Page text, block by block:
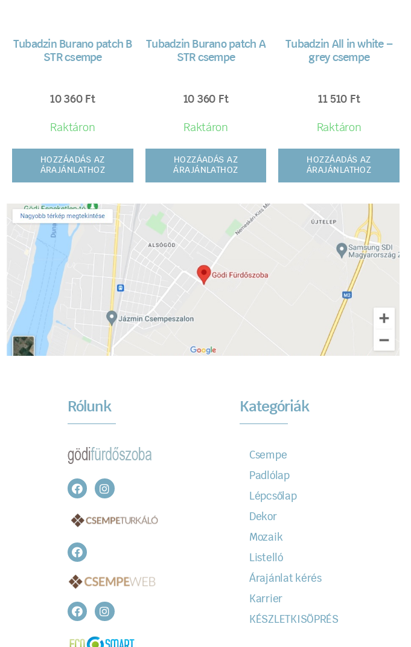
Tubadzin Burano patch B
STR csempe
10 360 Ft
Raktáron
HOZZÁADÁS AZ
ÁRAJÁNLATHOZ
Tubadzin Burano patch A
STR csempe
10 360 Ft
Raktáron
HOZZÁADÁS AZ
ÁRAJÁNLATHOZ
Tubadzin All in white –
grey csempe
11 510 Ft
Raktáron
HOZZÁADÁS AZ
ÁRAJÁNLATHOZ
Rólunk Kategóriák
Csempe
Padlólap
Lépcsőlap
Dekor
Mozaik
Listelló
Árajánlat kérés
Karrier
KÉSZLETKISÖPRÉS